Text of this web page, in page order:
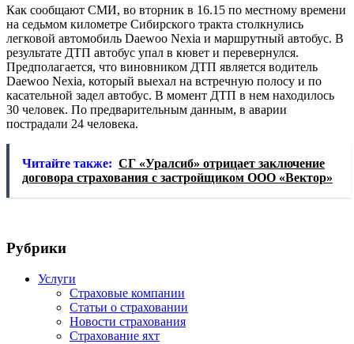
Как сообщают СМИ, во вторник в 16.15 по местному времени
на седьмом километре Сибирского тракта столкнулись
легковой автомобиль Daewoo Nexia и маршрутный автобус. В
результате ДТП автобус упал в кювет и перевернулся.
Предполагается, что виновником ДТП является водитель
Daewoo Nexia, который выехал на встречную полосу и по
касательной задел автобус. В момент ДТП в нем находилось
30 человек. По предварительным данным, в аварии
пострадали 24 человека.
Читайте также: СГ «Уралсиб» отрицает заключение
договора страхования с застройщиком ООО «Вектор»
Рубрики
Услуги
Страховые компании
Статьи о страховании
Новости страхования
Страхование яхт